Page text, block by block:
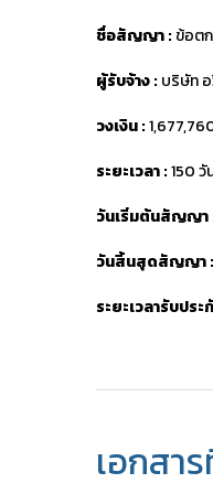
ชื่อสัญญา : ข้อต
ผู้รับจ้าง : บริษัท อ
วงเงิน :
ระยะเวลา :150 วั
วันเริ่มต้นสัญญา
วันสิ้นสุดสัญญา :
ระยะเวลารับประ
เอกสา